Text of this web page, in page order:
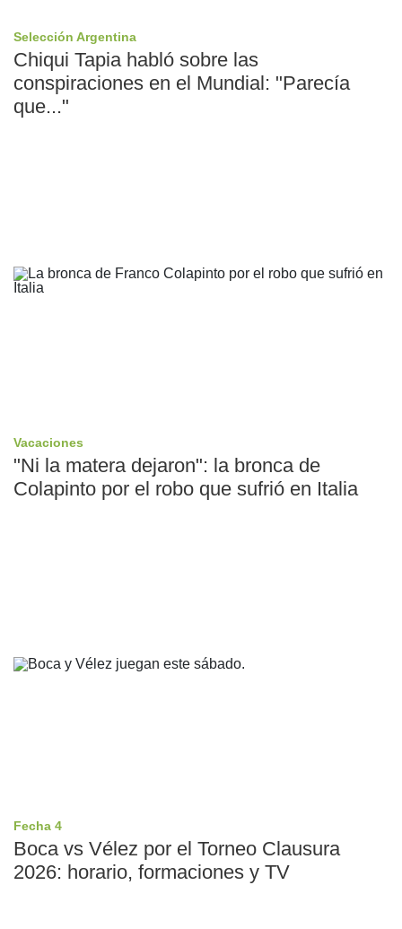
Selección Argentina
Chiqui Tapia habló sobre las
conspiraciones en el Mundial: "Parecía
que..."
Vacaciones
"Ni la matera dejaron": la bronca de
Colapinto por el robo que sufrió en Italia
Fecha 4
Boca vs Vélez por el Torneo Clausura
2026: horario, formaciones y TV